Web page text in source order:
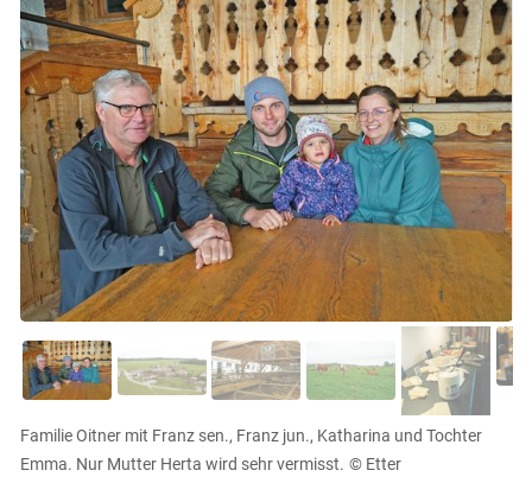
Familie Oitner mit Franz sen., Franz jun., Katharina und Tochter
Emma. Nur Mutter Herta wird sehr vermisst. © Etter